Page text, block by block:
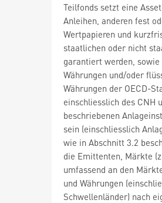
Teilfonds setzt eine
Anleihen, anderen fest
Wertpapieren und
staatlichen oder nicht
garantiert werden,
Währungen und/oder
Währungen der OECD-
einschliesslich des CNH
beschriebenen
sein (einschliesslich
wie in Abschnitt 3.2
die Emittenten, Märkte
umfassend an den
und Währungen
Schwellenländer) nach